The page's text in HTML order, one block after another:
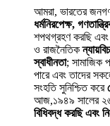
আমরা, ভারতের
ধর্মনিরপেক্ষ,
শপথগ্রহণ করছি এবং
ও রাজনৈতিক
স্বাধীনতা; সামাজিক
পারে এবং তাদের
সংহতি সুনিশ্চিত করে
আজ,১৯৪৯ সালের
বিধিবদ্ধ করছি এবং